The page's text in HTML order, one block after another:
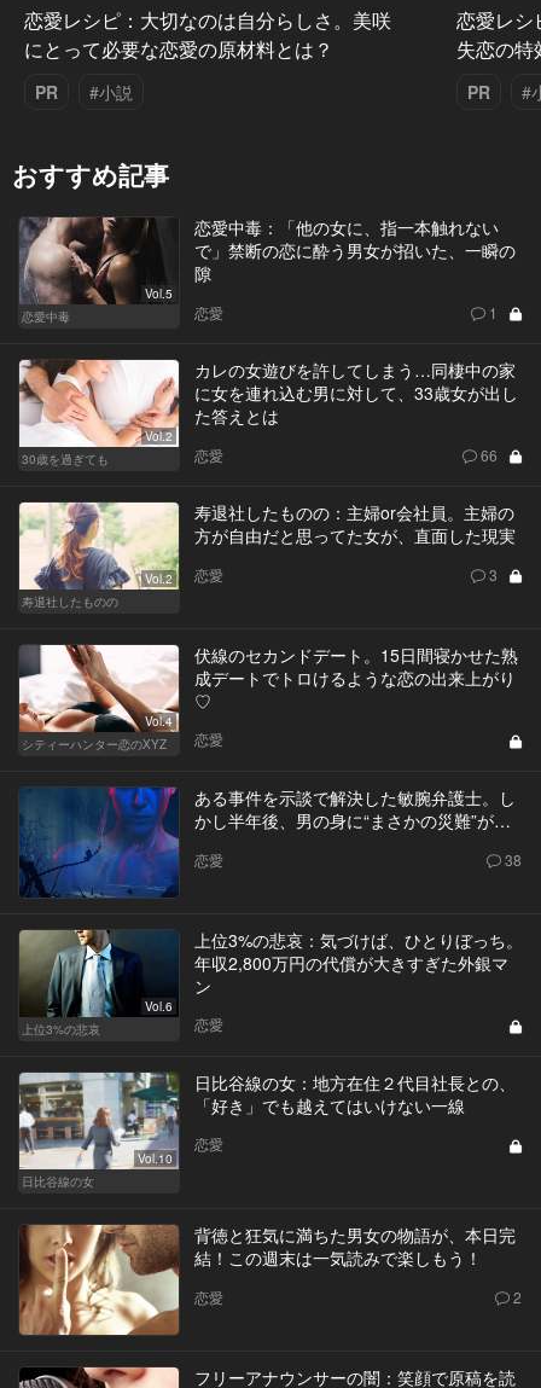
恋愛レシピ：大切なのは自分らしさ。美咲
にとって必要な恋愛の原材料とは？
PR #小説
恋愛レシ
失恋の特
PR #
おすすめ記事
Vol.5
恋愛中毒
恋愛中毒：「他の女に、指一本触れない
で」禁断の恋に酔う男女が招いた、一瞬の
隙
恋愛 1
Vol.2
30歳を過ぎても
カレの女遊びを許してしまう…同棲中の家
に女を連れ込む男に対して、33歳女が出し
た答えとは
恋愛 66
Vol.2
寿退社したものの
寿退社したものの：主婦or会社員。主婦の
方が自由だと思ってた女が、直面した現実
恋愛 3
Vol.4
シティーハンター恋のXYZ
伏線のセカンドデート。15日間寝かせた熟
成デートでトロけるような恋の出来上がり
♡
恋愛
ある事件を示談で解決した敏腕弁護士。し
かし半年後、男の身に“まさかの災難”が…
恋愛 38
Vol.6
上位3%の悲哀
上位3%の悲哀：気づけば、ひとりぼっち。
年収2,800万円の代償が大きすぎた外銀マ
ン
恋愛
Vol.10
日比谷線の女
日比谷線の女：地方在住２代目社長との、
「好き」でも越えてはいけない一線
恋愛
背徳と狂気に満ちた男女の物語が、本日完
結！この週末は一気読みで楽しもう！
恋愛 2
フリーアナウンサーの闇：笑顔で原稿を読